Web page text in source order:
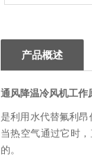
产品概述
通风降温冷风机工作
是利用水代替氟利
当热空气通过它时
的。